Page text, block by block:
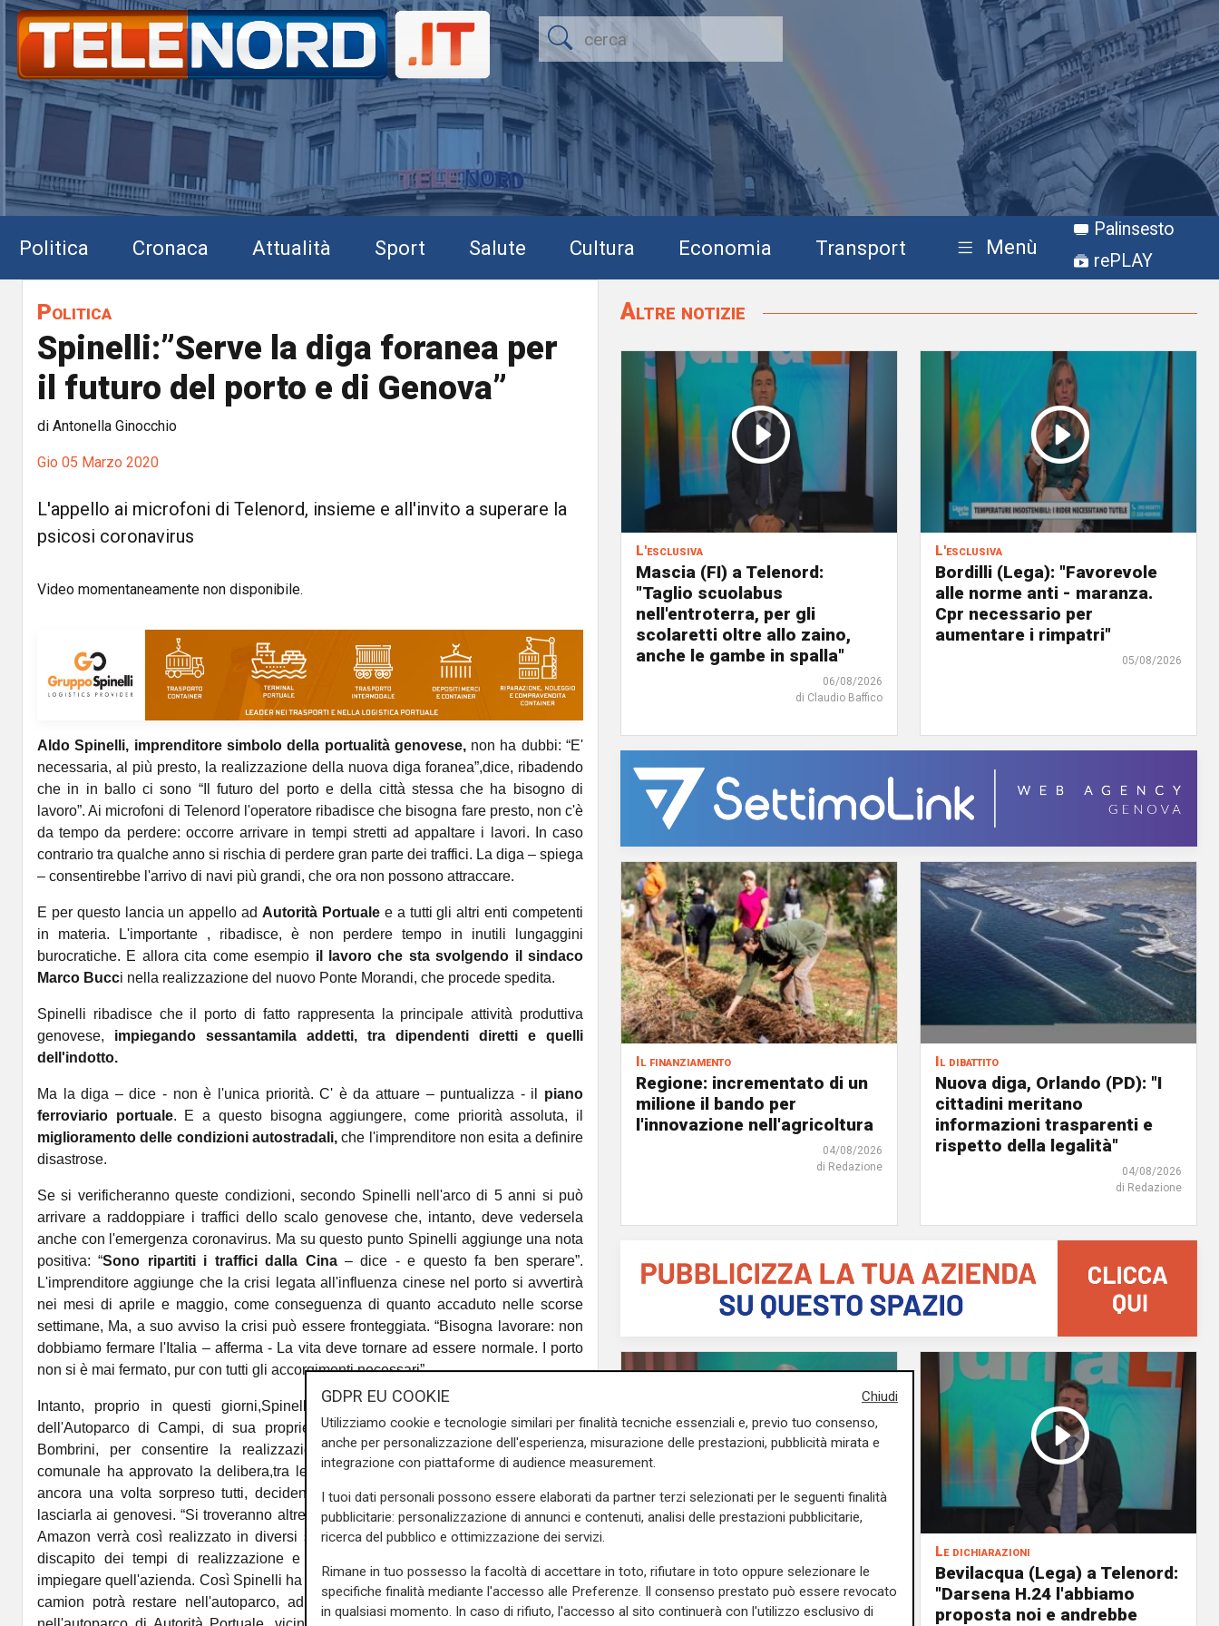
Politica Cronaca Attualità Sport Salute Cultura Economia Transport Menù
Palinsesto
rePLAY
Politica
Spinelli:”Serve la diga foranea per
il futuro del porto e di Genova”
di Antonella Ginocchio
Gio 05 Marzo 2020
L'appello ai microfoni di Telenord, insieme e all'invito a superare la
psicosi coronavirus
Video momentaneamente non disponibile.
Aldo Spinelli, imprenditore simbolo della portualità genovese,non ha dubbi: “E'
necessaria, al più presto, la realizzazione della nuova diga foranea”,dice, ribadendo
che in in ballo ci sono “Il futuro del porto e della città stessa che ha bisogno di
lavoro”. Ai microfoni di Telenord l'operatore ribadisce che bisogna fare presto, non c'è
da tempo da perdere: occorre arrivare in tempi stretti ad appaltare i lavori. In caso
contrario tra qualche anno si rischia di perdere gran parte dei traffici. La diga – spiega
– consentirebbe l'arrivo di navi più grandi, che ora non possono attraccare.
E per questo lancia un appello ad Autorità Portualee a tutti gli altri enti competenti
in materia. L'importante , ribadisce, è non perdere tempo in inutili lungaggini
burocratiche. E allora cita come esempio il lavoro che sta svolgendo il sindaco
Marco Bucci nella realizzazione del nuovo Ponte Morandi, che procede spedita.
Spinelli ribadisce che il porto di fatto rappresenta la principale attività produttiva
genovese, impiegando sessantamila addetti, tra dipendenti diretti e quelli
dell'indotto.
Ma la diga – dice - non è l'unica priorità. C' è da attuare – puntualizza - il piano
ferroviario portuale. E a questo bisogna aggiungere, come priorità assoluta, il
miglioramento delle condizioni autostradali, che l'imprenditore non esita a definire
disastrose.
Se si verificheranno queste condizioni, secondo Spinelli nell'arco di 5 anni si può
arrivare a raddoppiare i traffici dello scalo genovese che, intanto, deve vedersela
anche con l'emergenza coronavirus. Ma su questo punto Spinelli aggiunge una nota
positiva: “Sono ripartiti i traffici dalla Cina– dice - e questo fa ben sperare”.
L'imprenditore aggiunge che la crisi legata all'influenza cinese nel porto si avvertirà
nei mesi di aprile e maggio, come conseguenza di quanto accaduto nelle scorse
settimane, Ma, a suo avviso la crisi può essere fronteggiata. “Bisogna lavorare: non
dobbiamo fermare l'Italia – afferma - La vita deve tornare ad essere normale. I porto
non si è mai fermato, pur con tutti gli accorgimenti necessari”.
Intanto, proprio in questi giorni,Spinelli si è misurato anche con la vicenda
dell'Autoparco di Campi, di sua proprietà, e dell'ipotizzato trasferimento a Villa
Bombrini, per consentire la realizzazione del deposito Amazon. Il Consiglio
comunale ha approvato la delibera,tra le proteste dell'opposizione. Ma Spinelli ha
ancora una volta sorpreso tutti, decidendo di non spostare i tir in quell'area per
lasciarla ai genovesi. “Si troveranno altre soluzioni”, dice, spiegando che il progetto
Amazon verrà così realizzato in diversi step e in qualche modo ridimensionato, a
discapito dei tempi di realizzazione e del numero degli addetti che andrà ad
impiegare quell'azienda. Così Spinelli ha deciso che al momento la maggioranza dei
camion potrà restare nell'autoparco, ad eccezione di una quarantina che andrà
Altre notizie
L'esclusiva
Mascia (FI) a Telenord:
"Taglio scuolabus
nell'entroterra, per gli
scolaretti oltre allo zaino,
anche le gambe in spalla"
06/08/2026
di Claudio Baffico
L'esclusiva
Bordilli (Lega): "Favorevole
alle norme anti - maranza.
Cpr necessario per
aumentare i rimpatri"
05/08/2026
Il finanziamento
Regione: incrementato di un
milione il bando per
l'innovazione nell'agricoltura
04/08/2026
di Redazione
Il dibattito
Nuova diga, Orlando (PD): "I
cittadini meritano
informazioni trasparenti e
rispetto della legalità"
04/08/2026
di Redazione
Claudio Montaldo: "Pochi
punti d'incontro e crisi della
famiglia, ma si cerca il
Le dichiarazioni
Bevilacqua (Lega) a Telenord:
"Darsena H.24 l'abbiamo
proposta noi e andrebbe
Chiudi
GDPR EU COOKIE
Utilizziamo cookie e tecnologie similari per finalità tecniche essenziali e, previo tuo consenso,
anche per personalizzazione dell'esperienza, misurazione delle prestazioni, pubblicità mirata e
integrazione con piattaforme di audience measurement.
I tuoi dati personali possono essere elaborati da partner terzi selezionati per le seguenti finalità
pubblicitarie: personalizzazione di annunci e contenuti, analisi delle prestazioni pubblicitarie,
ricerca del pubblico e ottimizzazione dei servizi.
Rimane in tuo possesso la facoltà di accettare in toto, rifiutare in toto oppure selezionare le
specifiche finalità mediante l'accesso alle Preferenze. Il consenso prestato può essere revocato
in qualsiasi momento. In caso di rifiuto, l'accesso al sito continuerà con l'utilizzo esclusivo di